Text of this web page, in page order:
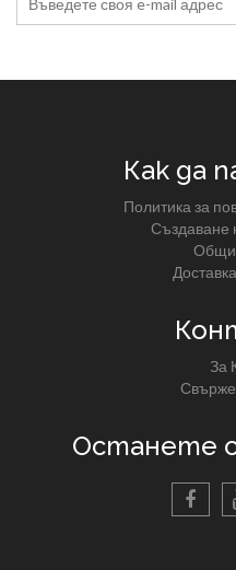
Как да
Политика за
Създаване
Общи
За
Останете